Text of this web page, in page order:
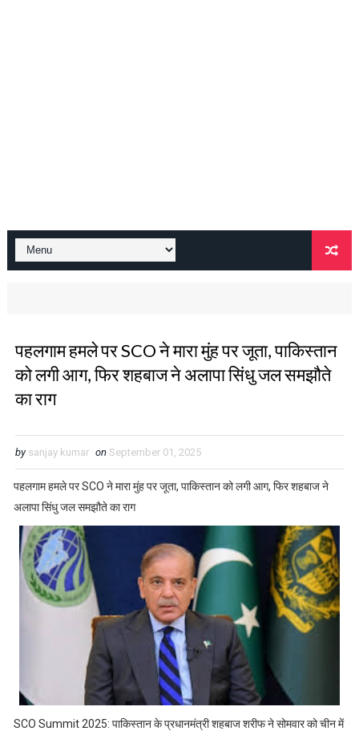
पहलगाम हमले पर SCO ने मारा मुंह पर जूता, पाकिस्तान
को लगी आग, फिर शहबाज ने अलापा सिंधु जल समझौते
का राग
by sanjay kumar on September 01, 2025
पहलगाम हमले पर SCO ने मारा मुंह पर जूता, पाकिस्तान को लगी आग, फिर शहबाज ने
अलापा सिंधु जल समझौते का राग
SCO Summit 2025: पाकिस्तान के प्रधानमंत्री शहबाज शरीफ ने सोमवार को चीन में